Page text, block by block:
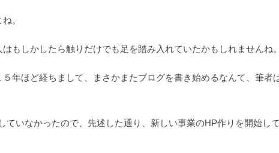
。
もしかしたら触りだけでも足を踏み入れていたかもしれませんね。
年ほど経ちまして、まさかまたブログを書き始めるなんて、筆者
いなかったので、先述した通り、新しい事業のHP作りを開始し